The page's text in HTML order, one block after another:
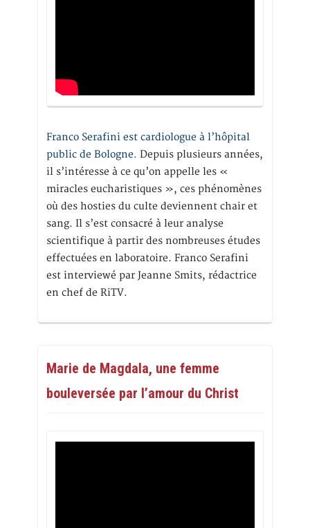
Franco Serafini est cardiologue à l’hôpital
public de Bologne. Depuis plusieurs années,
il s’intéresse à ce qu’on appelle les «
miracles eucharistiques », ces phénomènes
où des hosties du culte deviennent chair et
sang. Il s’est consacré à leur analyse
scientifique à partir des nombreuses études
effectuées en laboratoire. Franco Serafini
est interviewé par Jeanne Smits, rédactrice
en chef de RiTV.
Marie de Magdala, une femme
bouleversée par l’amour du Christ